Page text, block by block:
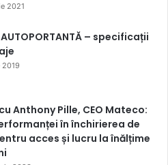
2021
AUTOPORTANTĂ – specificații
Anthony Pille, CEO Mateco:
în închirierea de
acces și lucru la înălțime